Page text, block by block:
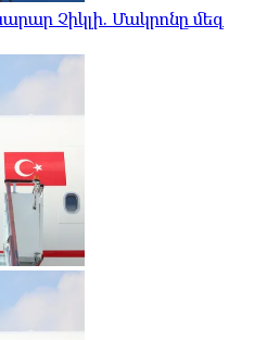
Չիկլի. Մակրոնը մեզ